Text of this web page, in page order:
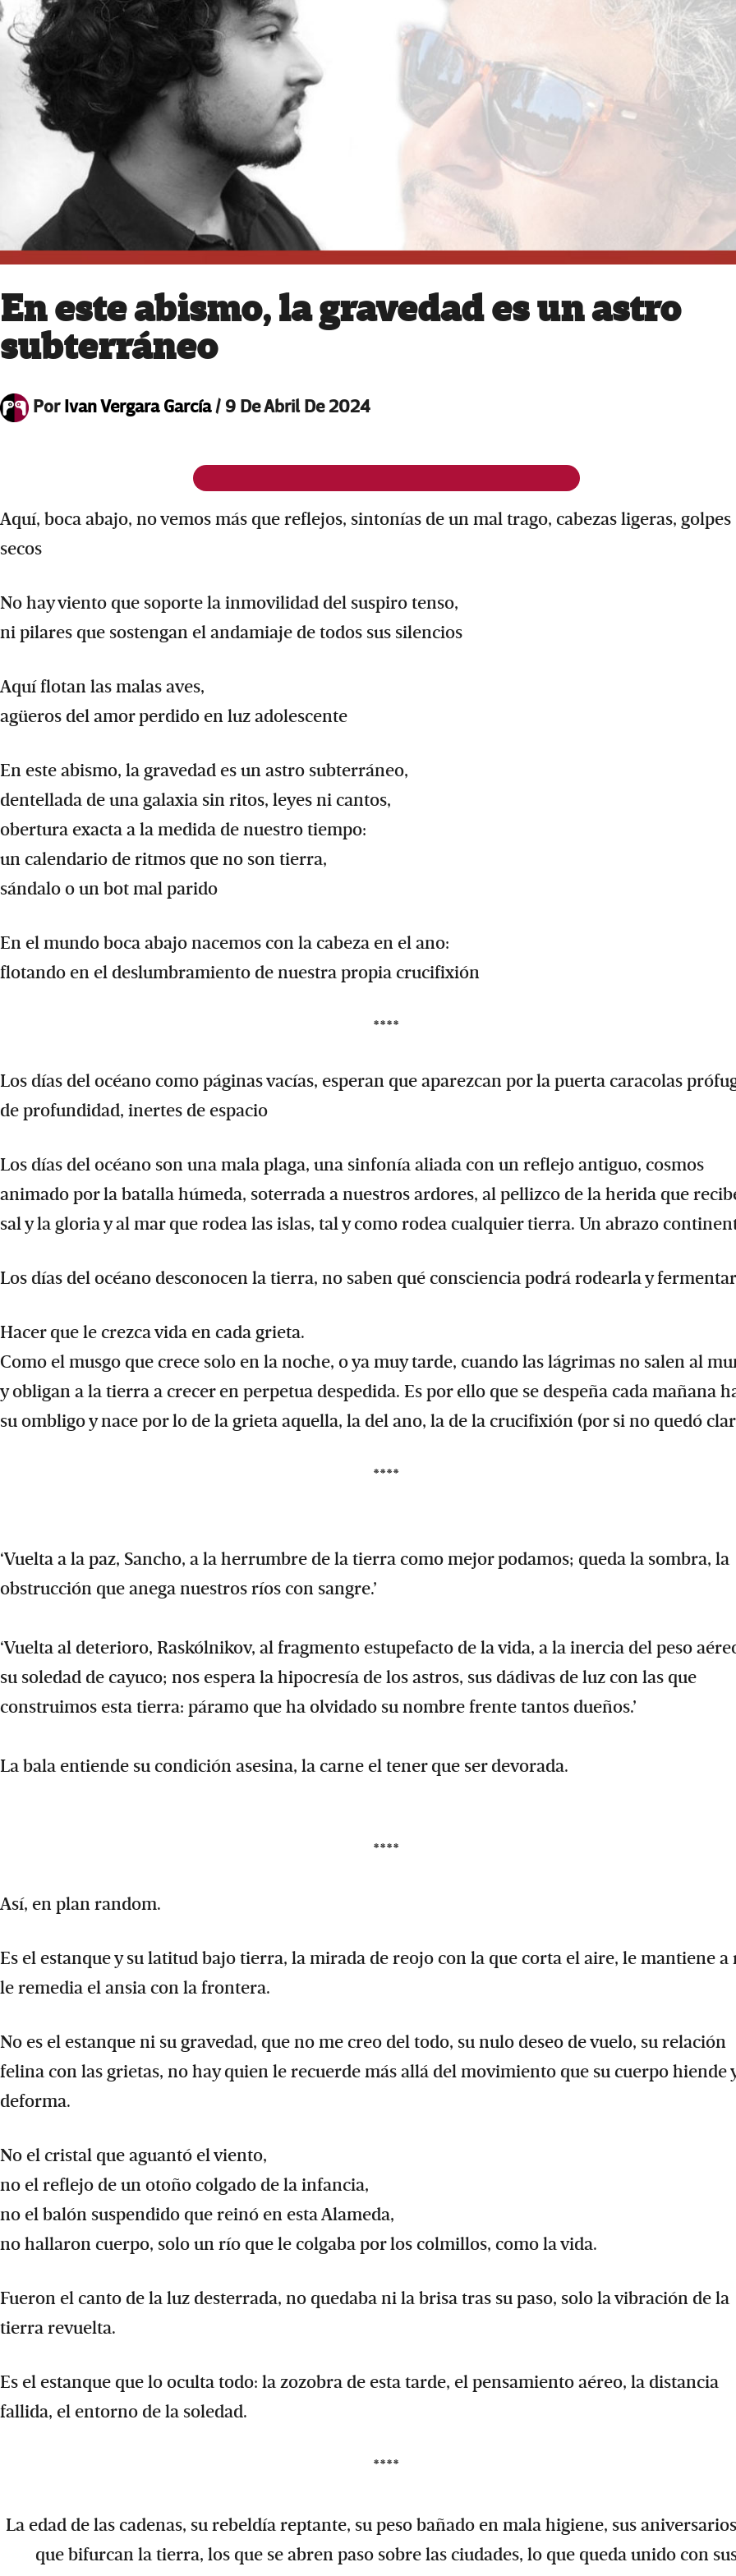
En este abismo, la gravedad es un astro
subterráneo
PorIvan Vergara García/ 9 De Abril De 2024
Aquí, boca abajo, no vemos más que reflejos, sintonías de un mal trago, cabezas ligeras, golpes
secos
No hay viento que soporte la inmovilidad del suspiro tenso,
ni pilares que sostengan el andamiaje de todos sus silencios
Aquí flotan las malas aves,
agüeros del amor perdido en luz adolescente
En este abismo, la gravedad es un astro subterráneo,
dentellada de una galaxia sin ritos, leyes ni cantos,
obertura exacta a la medida de nuestro tiempo:
un calendario de ritmos que no son tierra,
sándalo o un bot mal parido
En el mundo boca abajo nacemos con la cabeza en el ano:
flotando en el deslumbramiento de nuestra propia crucifixión
****
Los días del océano como páginas vacías, esperan que aparezcan por la puerta caracolas
de profundidad, inertes de espacio
Los días del océano son una mala plaga, una sinfonía aliada con un reflejo antiguo, cosmos
animado por la batalla húmeda, soterrada a nuestros ardores, al pellizco de la herida que
sal y la gloria y al mar que rodea las islas, tal y como rodea cualquier tierra. Un abrazo
Los días del océano desconocen la tierra, no saben qué consciencia podrá rodearla y
Hacer que le crezca vida en cada grieta.
Como el musgo que crece solo en la noche, o ya muy tarde, cuando las lágrimas no salen al
y obligan a la tierra a crecer en perpetua despedida. Es por ello que se despeña cada mañana
su ombligo y nace por lo de la grieta aquella, la del ano, la de la crucifixión (por si no quedó
****
‘Vuelta a la paz, Sancho, a la herrumbre de la tierra como mejor podamos; queda la sombra, la
obstrucción que anega nuestros ríos con sangre.’
‘Vuelta al deterioro, Raskólnikov, al fragmento estupefacto de la vida, a la inercia del peso
su soledad de cayuco; nos espera la hipocresía de los astros, sus dádivas de luz con las que
construimos esta tierra: páramo que ha olvidado su nombre frente tantos dueños.’
La bala entiende su condición asesina, la carne el tener que ser devorada.
****
Así, en plan random.
Es el estanque y su latitud bajo tierra, la mirada de reojo con la que corta el aire, le mantiene a
le remedia el ansia con la frontera.
No es el estanque ni su gravedad, que no me creo del todo, su nulo deseo de vuelo, su relación
felina con las grietas, no hay quien le recuerde más allá del movimiento que su cuerpo hiende
deforma.
No el cristal que aguantó el viento,
no el reflejo de un otoño colgado de la infancia,
no el balón suspendido que reinó en esta Alameda,
no hallaron cuerpo, solo un río que le colgaba por los colmillos, como la vida.
Fueron el canto de la luz desterrada, no quedaba ni la brisa tras su paso, solo la vibración de la
tierra revuelta.
Es el estanque que lo oculta todo: la zozobra de esta tarde, el pensamiento aéreo, la distancia
fallida, el entorno de la soledad.
****
La edad de las cadenas, su rebeldía reptante, su peso bañado en mala higiene, sus
que bifurcan la tierra, los que se abren paso sobre las ciudades, lo que queda unido con